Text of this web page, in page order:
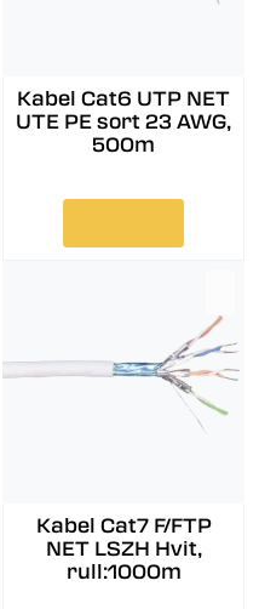
Kabel Cat6 UTP NET
UTE PE sort 23 AWG,
500m
Kabel Cat7 F/FTP
NET LSZH Hvit,
rull:1000m